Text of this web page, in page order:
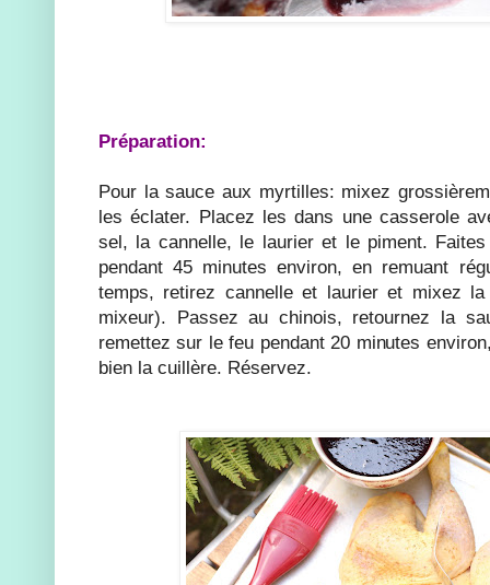
Préparation:
Pour la sauce aux myrtilles: mixez
les éclater. Placez les dans une casserole
sel, la cannelle, le laurier et le piment.
pendant 45 minutes environ, en remuant
temps, retirez cannelle et laurier et mixez
mixeur). Passez au chinois, retournez la
remettez sur le feu pendant 20 minutes
bien la cuillère. Réservez.